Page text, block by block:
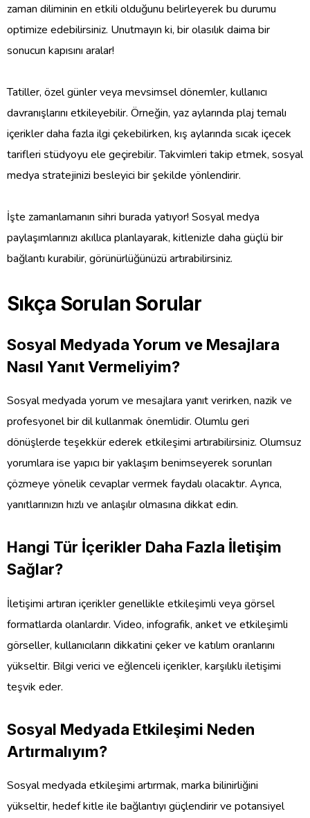
zaman diliminin en etkili olduğunu belirleyerek bu durumu
optimize edebilirsiniz. Unutmayın ki, bir olasılık daima bir
sonucun kapısını aralar!
Tatiller, özel günler veya mevsimsel dönemler, kullanıcı
davranışlarını etkileyebilir. Örneğin, yaz aylarında plaj temalı
içerikler daha fazla ilgi çekebilirken, kış aylarında sıcak içecek
tarifleri stüdyoyu ele geçirebilir. Takvimleri takip etmek, sosyal
medya stratejinizi besleyici bir şekilde yönlendirir.
İşte zamanlamanın sihri burada yatıyor! Sosyal medya
paylaşımlarınızı akıllıca planlayarak, kitlenizle daha güçlü bir
bağlantı kurabilir, görünürlüğünüzü artırabilirsiniz.
Sıkça Sorulan Sorular
Sosyal Medyada Yorum ve Mesajlara
Nasıl Yanıt Vermeliyim?
Sosyal medyada yorum ve mesajlara yanıt verirken, nazik ve
profesyonel bir dil kullanmak önemlidir. Olumlu geri
dönüşlerde teşekkür ederek etkileşimi artırabilirsiniz. Olumsuz
yorumlara ise yapıcı bir yaklaşım benimseyerek sorunları
çözmeye yönelik cevaplar vermek faydalı olacaktır. Ayrıca,
yanıtlarınızın hızlı ve anlaşılır olmasına dikkat edin.
Hangi Tür İçerikler Daha Fazla İletişim
Sağlar?
İletişimi artıran içerikler genellikle etkileşimli veya görsel
formatlarda olanlardır. Video, infografik, anket ve etkileşimli
görseller, kullanıcıların dikkatini çeker ve katılım oranlarını
yükseltir. Bilgi verici ve eğlenceli içerikler, karşılıklı iletişimi
teşvik eder.
Sosyal Medyada Etkileşimi Neden
Artırmalıyım?
Sosyal medyada etkileşimi artırmak, marka bilinirliğini
yükseltir, hedef kitle ile bağlantıyı güçlendirir ve potansiyel